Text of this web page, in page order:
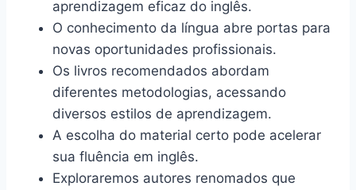
aprendizagem eficaz do inglês.
O conhecimento da língua abre portas para
novas oportunidades profissionais.
Os livros recomendados abordam
diferentes metodologias, acessando
diversos estilos de aprendizagem.
A escolha do material certo pode acelerar
sua fluência em inglês.
Exploraremos autores renomados que